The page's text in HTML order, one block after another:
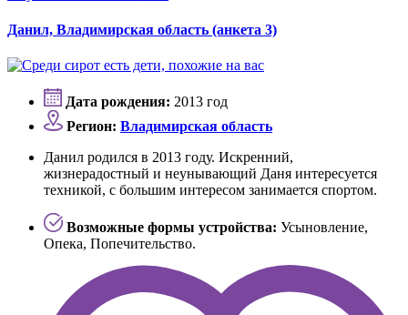
Данил, Владимирская область (анкета 3)
Дата рождения: 2013 год
Регион: Владимирская область
Данил родился в 2013 году. Искренний,
жизнерадостный и неунывающий Даня интересуется
техникой, с большим интересом занимается спортом.
Возможные формы устройства: Усыновление,
Опека, Попечительство.